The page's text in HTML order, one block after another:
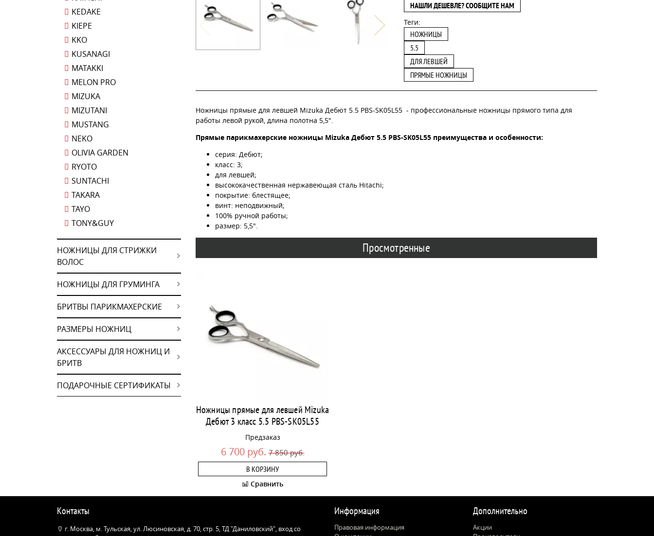
KEDAKE
KIEPE
KKO
KUSANAGI
MATAKKI
MELON PRO
MIZUKA
MIZUTANI
MUSTANG
NEKO
OLIVIA GARDEN
RYOTO
SUNTACHI
TAKARA
TAYO
TONY&GUY
НОЖНИЦЫ ДЛЯ СТРИЖКИ
ВОЛОС
НОЖНИЦЫ ДЛЯ ГРУМИНГА
БРИТВЫ ПАРИКМАХЕРСКИЕ
РАЗМЕРЫ НОЖНИЦ
АКСЕССУАРЫ ДЛЯ НОЖНИЦ И
БРИТВ
ПОДАРОЧНЫЕ СЕРТИФИКАТЫ
НАШЛИ ДЕШЕВЛЕ? СООБЩИТЕ НАМ
Теги:
НОЖНИЦЫ
5.5
ДЛЯ ЛЕВШЕЙ
ПРЯМЫЕ НОЖНИЦЫ
Ножницы прямые для левшей Mizuka Дебют 5.5 PBS-SK05L55 - профессиональные ножницы прямого типа для
работы левой рукой, длина полотна 5,5".
Прямые парикмахерские ножницы Mizuka Дебют 5.5 PBS-SK05L55 преимущества и особенности:
серия: Дебют;
класс: 3;
для левшей;
высококачественная нержавеющая сталь Hitachi;
покрытие: блестящее;
винт: неподвижный;
100% ручной работы;
размер: 5,5".
Просмотренные
Ножницы прямые для левшей Mizuka
Дебют 3 класс 5.5 PBS-SK05L55
Предзаказ
6 700 руб. 7 850 руб.
В КОРЗИНУ
Сравнить
Контакты
г. Москва, м. Тульская, ул. Люсиновская, д. 70, стр. 5, ТД "Даниловский", вход со
Информация
Правовая информация
Дополнительно
Акции